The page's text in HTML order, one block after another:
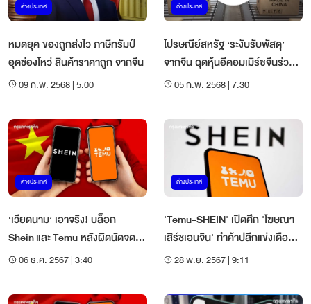
ต่างประเทศ
หมดยุค ของถูกส่งไว ภาษีทรัมป์
อุดช่องโหว่ สินค้าราคาถูก จากจีน
09 ก.พ. 2568 | 5:00
ต่างประเทศ
ไปรษณีย์สหรัฐ ‘ระงับรับพัสดุ’
จากจีน ฉุดหุ้นอีคอมเมิร์ซจีนร่วง
กรูด05 ก.พ. 2568 | 7:30
ต่างประเทศ
‘เวียดนาม’ เอาจริง! บล็อก
Shein และ Temu หลังผิดนัดจด
ทะเบียนตามกำหนดเวลา
06 ธ.ค. 2567 | 3:40
ต่างประเทศ
'Temu-SHEIN' เปิดศึก 'โฆษณา
เสิร์ชเอนจิน' ทำค้าปลีกแข่งเดือด
ช่วง Black Friday
28 พ.ย. 2567 | 9:11